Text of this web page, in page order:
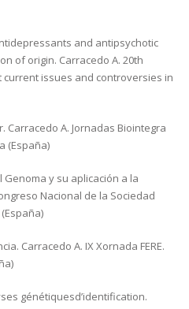
and antipsychotic
of origin. Carracedo A. 20th
issues and controversies in
Carracedo A. Jornadas Biointegra
(España)
y su aplicación a la
Nacional de la Sociedad
Carracedo A. IX Xornada FERE.
génétiquesd’identification.